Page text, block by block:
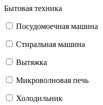
Бытовая техника
Посудомоечная машина
Стиральная машина
Вытяжка
Микроволновая печь
Холодильник